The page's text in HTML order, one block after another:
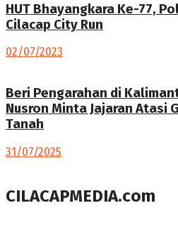
HUT Bhayangkara Ke-77,
Cilacap City Run
02/07/2023
Beri Pengarahan di
Nusron Minta Jajaran Atasi
Tanah
31/07/2025
CILACAPMEDIA.com